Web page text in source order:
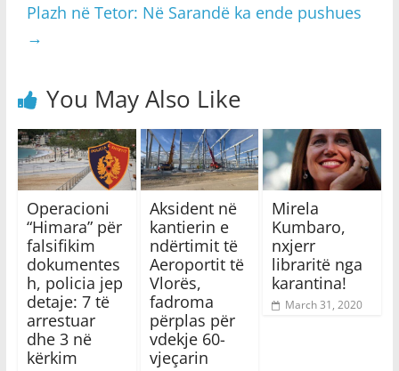
Plazh në Tetor: Në Sarandë ka ende pushues
→
You May Also Like
Operacioni
“Himara” për
falsifikim
dokumentes
h, policia jep
detaje: 7 të
arrestuar
dhe 3 në
kërkim
Aksident në
kantierin e
ndërtimit të
Aeroportit të
Vlorës,
fadroma
përplas për
vdekje 60-
vjeçarin
Mirela
Kumbaro,
nxjerr
libraritë nga
karantina!
March 31, 2020